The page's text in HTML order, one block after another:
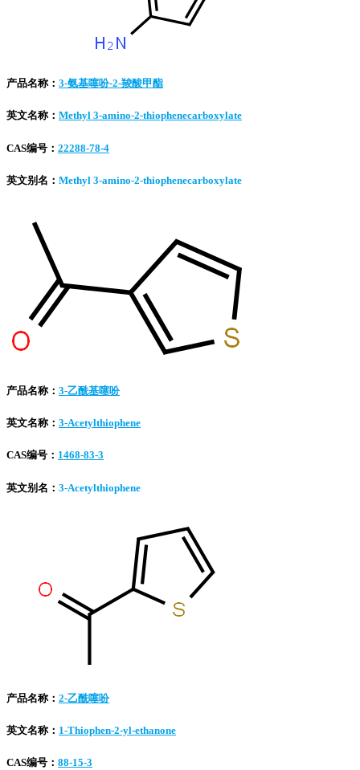
产品名称： 3-氨基噻吩-2-羧酸甲酯
英文名称： Methyl 3-amino-2-thiophenecarboxylate
CAS编号： 22288-78-4
英文别名： Methyl 3-amino-2-thiophenecarboxylate
产品名称： 3-乙酰基噻吩
英文名称： 3-Acetylthiophene
CAS编号： 1468-83-3
英文别名： 3-Acetylthiophene
产品名称： 2-乙酰噻吩
英文名称： 1-Thiophen-2-yl-ethanone
CAS编号： 88-15-3